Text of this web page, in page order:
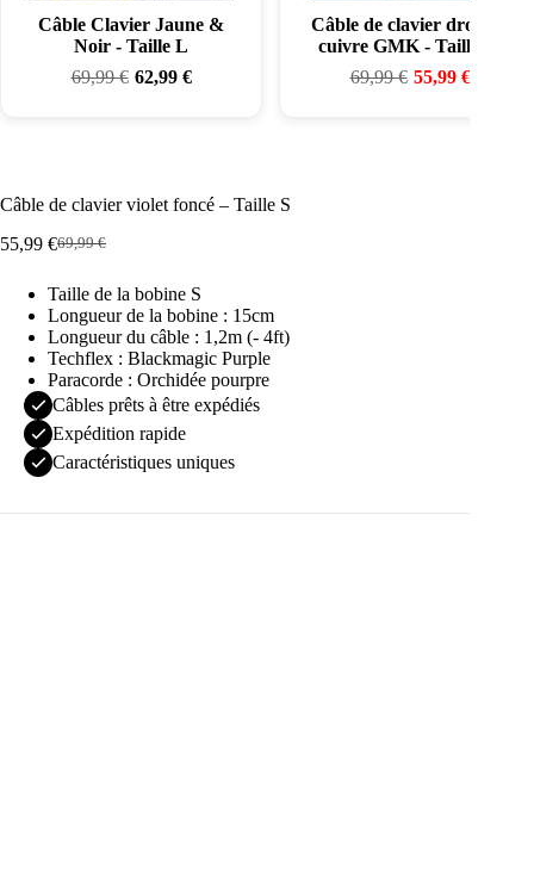
Câble Clavier Jaune &
Noir - Taille L
69,99€ 62,99 €
Câble de clavier droit en
cuivre GMK - Taille M
69,99€ 55,99 €
Câble de clavier violet foncé – Taille S
69,99€
Le
initial
était :
69,99 €.
55,99 €Le
actuel
est :
55,99 €.
Taille de la bobine S
Longueur de la bobine : 15cm
Longueur du câble : 1,2m (- 4ft)
Techflex : Blackmagic Purple
Paracorde : Orchidée pourpre
Câbles prêts à être expédiés
Expédition rapide
Caractéristiques uniques